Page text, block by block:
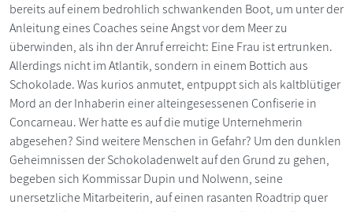
bereits auf einem bedrohlich schwankenden Boot, um unter der
Anleitung eines Coaches seine Angst vor dem Meer zu
überwinden, als ihn der Anruf erreicht: Eine Frau ist ertrunken.
Allerdings nicht im Atlantik, sondern in einem Bottich aus
Schokolade. Was kurios anmutet, entpuppt sich als kaltblütiger
Mord an der Inhaberin einer alteingesessenen Confiserie in
Concarneau. Wer hatte es auf die mutige Unternehmerin
abgesehen? Sind weitere Menschen in Gefahr? Um den dunklen
Geheimnissen der Schokoladenwelt auf den Grund zu gehen,
begeben sich Kommissar Dupin und Nolwenn, seine
unersetzliche Mitarbeiterin, auf einen rasanten Roadtrip quer